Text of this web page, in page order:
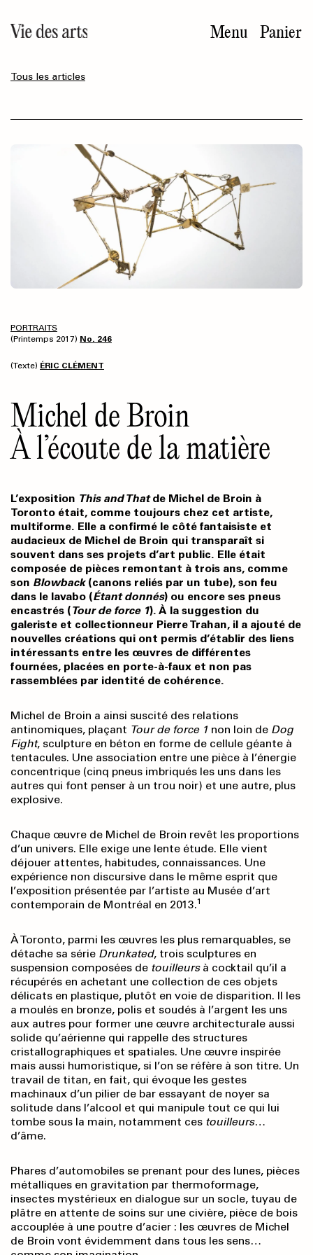
au
contenu
Menu Panier
Tous les articles
PORTRAITS
(Printemps 2017) No. 246
(Texte) ÉRIC CLÉMENT
Michel de Broin
À l’écoute de la matière
L’exposition This and Thatde Michel de Broin à
Toronto était, comme toujours chez cet artiste,
multiforme. Elle a confirmé le côté fantaisiste et
audacieux de Michel de Broin qui transparaît si
souvent dans ses projets d’art public. Elle était
composée de pièces remontant à trois ans, comme
son Blowback(canons reliés par un tube), son feu
dans le lavabo (Étant donnés) ou encore ses pneus
encastrés (Tour de force 1). À la suggestion du
galeriste et collectionneur Pierre Trahan, il a ajouté de
nouvelles créations qui ont permis d’établir des liens
intéressants entre les œuvres de différentes
fournées, placées en porte-à-faux et non pas
rassemblées par identité de cohérence.
Michel de Broin a ainsi suscité des relations
antinomiques, plaçant Tour de force 1 non loin de Dog
Fight, sculpture en béton en forme de cellule géante à
tentacules. Une association entre une pièce à l’énergie
concentrique (cinq pneus imbriqués les uns dans les
autres qui font penser à un trou noir) et une autre, plus
explosive.
Chaque œuvre de Michel de Broin revêt les proportions
d’un univers. Elle exige une lente étude. Elle vient
déjouer attentes, habitudes, connaissances. Une
expérience non discursive dans le même esprit que
l’exposition présentée par l’artiste au Musée d’art
contemporain de Montréal en 2013.1
À Toronto, parmi les œuvres les plus remarquables, se
détache sa série Drunkated, trois sculptures en
suspension composées de touilleursà cocktail qu’il a
récupérés en achetant une collection de ces objets
délicats en plastique, plutôt en voie de disparition. Il les
a moulés en bronze, polis et soudés à l’argent les uns
aux autres pour former une œuvre architecturale aussi
solide qu’aérienne qui rappelle des structures
cristallographiques et spatiales. Une œuvre inspirée
mais aussi humoristique, si l’on se réfère à son titre. Un
travail de titan, en fait, qui évoque les gestes
machinaux d’un pilier de bar essayant de noyer sa
solitude dans l’alcool et qui manipule tout ce qui lui
tombe sous la main, notamment ces touilleurs…
d’âme.
Phares d’automobiles se prenant pour des lunes, pièces
métalliques en gravitation par thermoformage,
insectes mystérieux en dialogue sur un socle, tuyau de
plâtre en attente de soins sur une civière, pièce de bois
accouplée à une poutre d’acier : les œuvres de Michel
de Broin vont évidemment dans tous les sens…